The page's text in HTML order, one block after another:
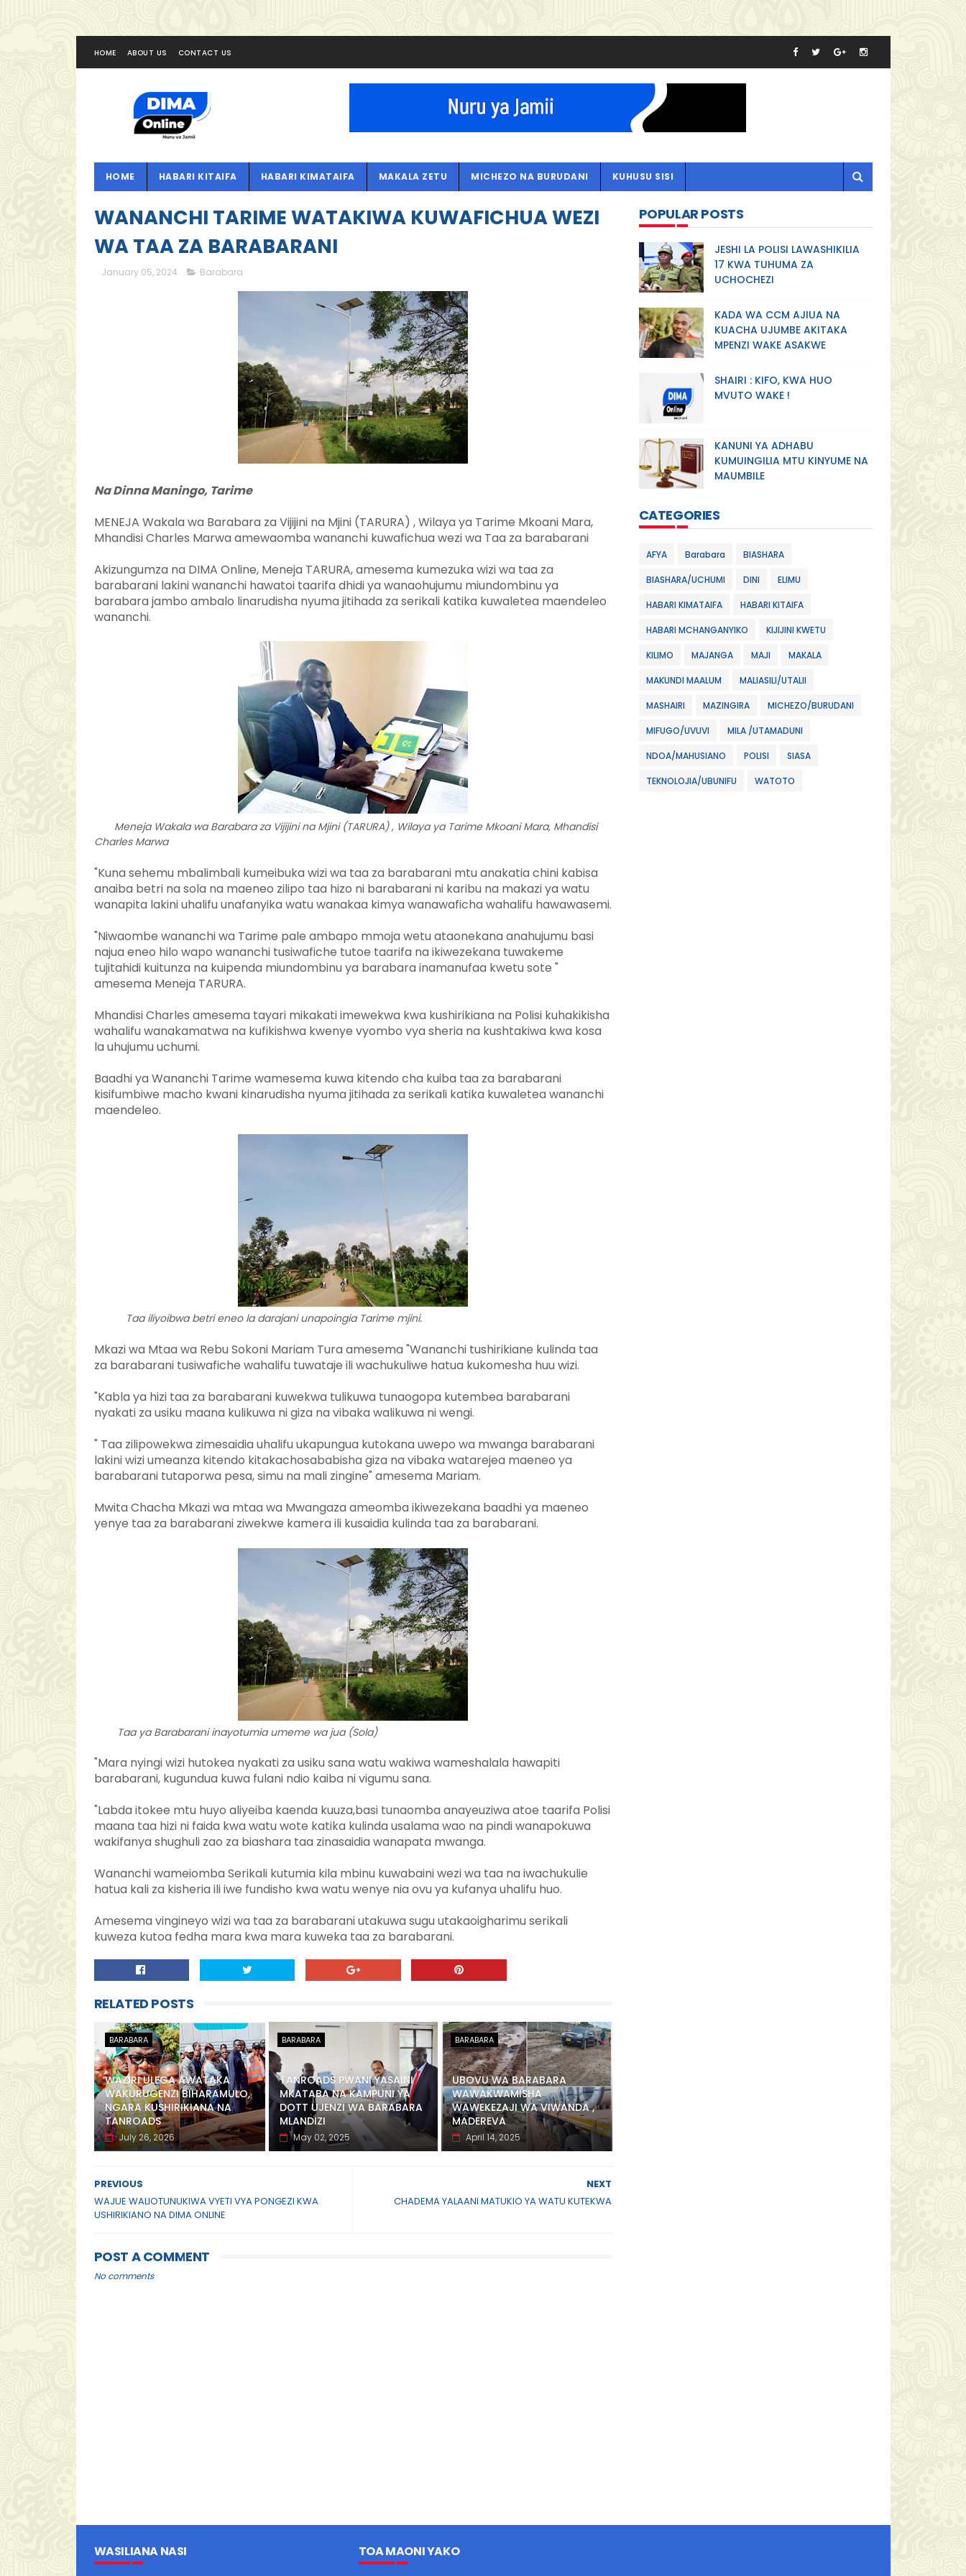
HOME ABOUT US CONTACT US
HOME HABARI KITAIFA HABARI KIMATAIFA MAKALA ZETU MICHEZO NA BURUDANI KUHUSU SISI
WANANCHI TARIME WATAKIWA KUWAFICHUA WEZI
WA TAA ZA BARABARANI
January 05, 2024 Barabara
Na Dinna Maningo, Tarime
MENEJA Wakala wa Barabara za Vijijini na Mjini (TARURA) , Wilaya ya Tarime Mkoani Mara,
Mhandisi Charles Marwa amewaomba wananchi kuwafichua wezi wa Taa za barabarani
Akizungumza na DIMA Online, Meneja TARURA, amesema kumezuka wizi wa taa za
barabarani lakini wananchi hawatoi taarifa dhidi ya wanaohujumu miundombinu ya
barabara jambo ambalo linarudisha nyuma jitihada za serikali katika kuwaletea maendeleo
wananchi.
Meneja Wakala wa Barabara za Vijijini na Mjini (TARURA) , Wilaya ya Tarime Mkoani Mara, Mhandisi
Charles Marwa
"Kuna sehemu mbalimbali kumeibuka wizi wa taa za barabarani mtu anakatia chini kabisa
anaiba betri na sola na maeneo zilipo taa hizo ni barabarani ni karibu na makazi ya watu
wanapita lakini uhalifu unafanyika watu wanakaa kimya wanawaficha wahalifu hawawasemi.
"Niwaombe wananchi wa Tarime pale ambapo mmoja wetu ataonekana anahujumu basi
najua eneo hilo wapo wananchi tusiwafiche tutoe taarifa na ikiwezekana tuwakeme
tujitahidi kuitunza na kuipenda miundombinu ya barabara inamanufaa kwetu sote "
amesema Meneja TARURA.
Mhandisi Charles amesema tayari mikakati imewekwa kwa kushirikiana na Polisi kuhakikisha
wahalifu wanakamatwa na kufikishwa kwenye vyombo vya sheria na kushtakiwa kwa kosa
la uhujumu uchumi.
Baadhi ya Wananchi Tarime wamesema kuwa kitendo cha kuiba taa za barabarani
kisifumbiwe macho kwani kinarudisha nyuma jitihada za serikali katika kuwaletea wananchi
maendeleo.
Taa iliyoibwa betri eneo la darajani unapoingia Tarime mjini.
Mkazi wa Mtaa wa Rebu Sokoni Mariam Tura amesema "Wananchi tushirikiane kulinda taa
za barabarani tusiwafiche wahalifu tuwataje ili wachukuliwe hatua kukomesha huu wizi.
"Kabla ya hizi taa za barabarani kuwekwa tulikuwa tunaogopa kutembea barabarani
nyakati za usiku maana kulikuwa ni giza na vibaka walikuwa ni wengi.
" Taa zilipowekwa zimesaidia uhalifu ukapungua kutokana uwepo wa mwanga barabarani
lakini wizi umeanza kitendo kitakachosababisha giza na vibaka watarejea maeneo ya
barabarani tutaporwa pesa, simu na mali zingine" amesema Mariam.
Mwita Chacha Mkazi wa mtaa wa Mwangaza ameomba ikiwezekana baadhi ya maeneo
yenye taa za barabarani ziwekwe kamera ili kusaidia kulinda taa za barabarani.
Taa ya Barabarani inayotumia umeme wa jua (Sola)
"Mara nyingi wizi hutokea nyakati za usiku sana watu wakiwa wameshalala hawapiti
barabarani, kugundua kuwa fulani ndio kaiba ni vigumu sana.
"Labda itokee mtu huyo aliyeiba kaenda kuuza,basi tunaomba anayeuziwa atoe taarifa Polisi
maana taa hizi ni faida kwa watu wote katika kulinda usalama wao na pindi wanapokuwa
wakifanya shughuli zao za biashara taa zinasaidia wanapata mwanga.
Wananchi wameiomba Serikali kutumia kila mbinu kuwabaini wezi wa taa na iwachukulie
hatua kali za kisheria ili iwe fundisho kwa watu wenye nia ovu ya kufanya uhalifu huo.
Amesema vingineyo wizi wa taa za barabarani utakuwa sugu utakaoigharimu serikali
kuweza kutoa fedha mara kwa mara kuweka taa za barabarani.
RELATED POSTS
BARABARA
WAZIRI ULEGA AWATAKA
WAKURUGENZI BIHARAMULO,
NGARA KUSHIRIKIANA NA
TANROADS
July 26, 2026
BARABARA
TANROADS PWANI YASAINI
MKATABA NA KAMPUNI YA
DOTT UJENZI WA BARABARA
MLANDIZI
May 02, 2025
BARABARA
UBOVU WA BARABARA
WAWAKWAMISHA
WAWEKEZAJI WA VIWANDA ,
MADEREVA
April 14, 2025
NEXT
CHADEMA YALAANI MATUKIO YA WATU KUTEKWA
PREVIOUS
WAJUE WALIOTUNUKIWA VYETI VYA PONGEZI KWA
USHIRIKIANO NA DIMA ONLINE
POST A COMMENT
No comments
POPULAR POSTS
JESHI LA POLISI LAWASHIKILIA
17 KWA TUHUMA ZA
UCHOCHEZI
KADA WA CCM AJIUA NA
KUACHA UJUMBE AKITAKA
MPENZI WAKE ASAKWE
SHAIRI : KIFO, KWA HUO
MVUTO WAKE !
KANUNI YA ADHABU
KUMUINGILIA MTU KINYUME NA
MAUMBILE
CATEGORIES
AFYA Barabara BIASHARA
BIASHARA/UCHUMI DINI ELIMU
HABARI KIMATAIFA HABARI KITAIFA
HABARI MCHANGANYIKO KIJIJINI KWETU
KILIMO MAJANGA MAJI MAKALA
MAKUNDI MAALUM MALIASILI/UTALII
MASHAIRI MAZINGIRA MICHEZO/BURUDANI
MIFUGO/UVUVI MILA /UTAMADUNI
NDOA/MAHUSIANO POLISI SIASA
TEKNOLOJIA/UBUNIFU WATOTO
WASILIANA NASI TOA MAONI YAKO